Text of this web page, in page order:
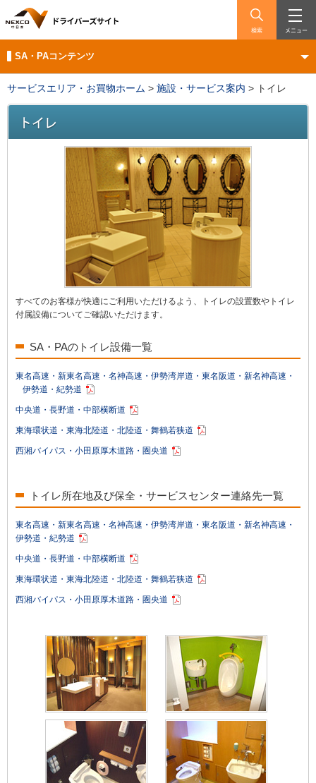
検索 メニュー
SA・PAコンテンツ
サービスエリア・お買物ホーム > 施設・サービス案内 > トイレ
すべてのお客様が快適にご利用いただけるよう、トイレの設置数やトイレ
付属設備についてご確認いただけます。
SA・PAのトイレ設備一覧
東名高速・新東名高速・名神高速・伊勢湾岸道・東名阪道・新名神高速・
伊勢道・紀勢道
中央道・長野道・中部横断道
東海環状道・東海北陸道・北陸道・舞鶴若狭道
西湘バイパス・小田原厚木道路・圏央道
トイレ所在地及び保全・サービスセンター連絡先一覧
東名高速・新東名高速・名神高速・伊勢湾岸道・東名阪道・新名神高速・
伊勢道・紀勢道
中央道・長野道・中部横断道
東海環状道・東海北陸道・北陸道・舞鶴若狭道
西湘バイパス・小田原厚木道路・圏央道